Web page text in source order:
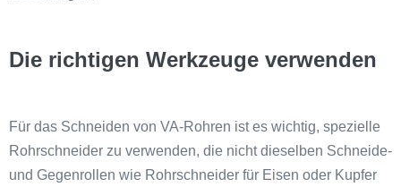
Die richtigen Werkzeuge verwenden
Für das Schneiden von VA-Rohren ist es wichtig, spezielle
Rohrschneider zu verwenden, die nicht dieselben Schneide-
und Gegenrollen wie Rohrschneider für Eisen oder Kupfer